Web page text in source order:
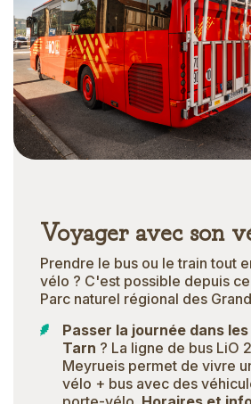
Voyager avec son
Prendre le bus ou le train tout
vélo ? C'est possible depuis
Parc naturel régional des
Passer la journée dans
Tarn ? La ligne de bus LiO
Meyrueis permet de vivre
vélo + bus avec des